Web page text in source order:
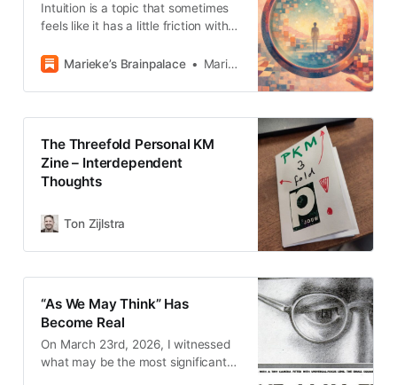
Intuition is a topic that sometimes
feels like it has a little friction with
Marieke’s Brainpalace
Marieke van Vliet
The Threefold Personal KM
Zine – Interdependent
Thoughts
Ton Zijlstra
“As We May Think” Has
Become Real
On March 23rd, 2026, I witnessed
what may be the most significant